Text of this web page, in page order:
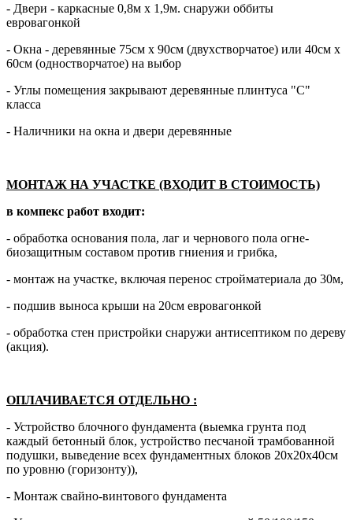
- Двери - каркасные 0,8м х 1,9м. снаружи оббиты
евровагонкой
- Окна - деревянные 75см х 90см (двухстворчатое) или 40см х
60см (одностворчатое) на выбор
- Углы помещения закрывают деревянные плинтуса "С"
класса
- Наличники на окна и двери деревянные
МОНТАЖ НА УЧАСТКЕ (ВХОДИТ В СТОИМОСТЬ)
в компекс работ входит:
- обработка основания пола, лаг и чернового пола огне-
биозащитным составом против гниения и грибка,
- монтаж на участке, включая перенос стройматериала до 30м,
- подшив выноса крыши на 20см евровагонкой
- обработка стен пристройки снаружи антисептиком по дереву
(акция).
ОПЛАЧИВАЕТСЯ ОТДЕЛЬНО :
- Устройство блочного фундамента (выемка грунта под
каждый бетонный блок, устройство песчаной трамбованной
подушки, выведение всех фундаментных блоков 20х20х40см
по уровню (горизонту)),
- Монтаж свайно-винтового фундамента